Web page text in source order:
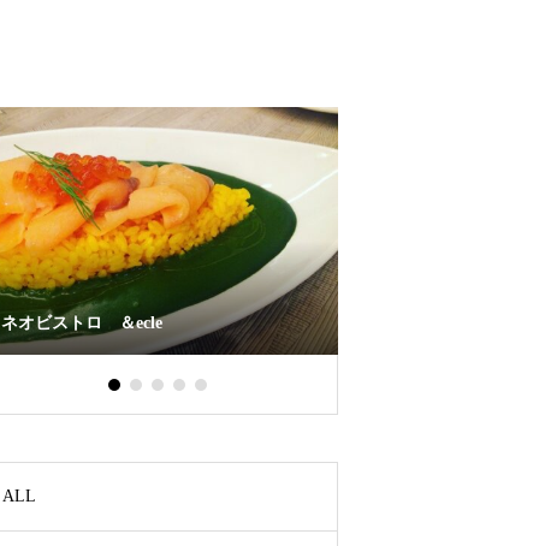
ネオビストロ ＆ecle
ALL